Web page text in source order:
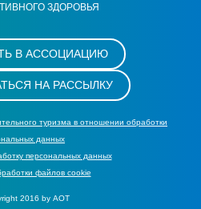
ЗДОРОВЬЯ
В АССОЦИАЦИЮ
НА РАССЫЛКУ
туризма в отношении обработки
данных
персональных данных
файлов cookie
2016 by АОТ